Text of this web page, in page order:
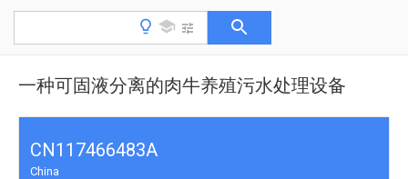
一种可固液分离的肉牛养殖污水处理设备
CN117466483A
China